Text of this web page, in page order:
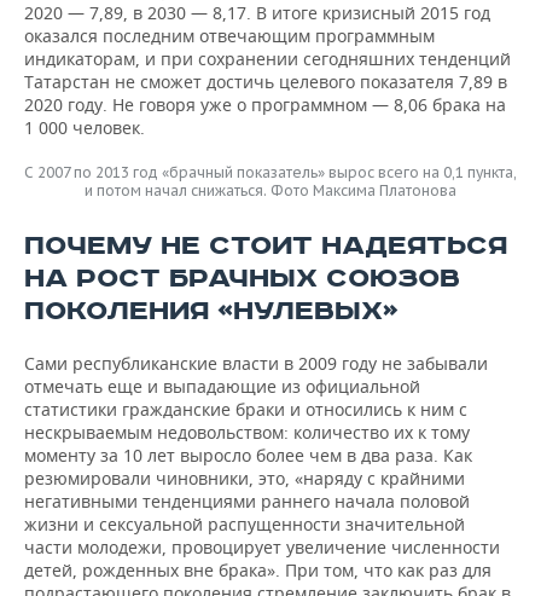
2020 — 7,89, в 2030 — 8,17. В итоге кризисный 2015 год
оказался последним отвечающим программным
индикаторам, и при сохранении сегодняшних тенденций
Татарстан не сможет достичь целевого показателя 7,89 в
2020 году. Не говоря уже о программном — 8,06 брака на
1 000 человек.
С 2007 по 2013 год «брачный показатель» вырос всего на 0,1 пункта,
и потом начал снижаться. Фото Максима Платонова
ПОЧЕМУ НЕ СТОИТ НАДЕЯТЬСЯ
НА РОСТ БРАЧНЫХ СОЮЗОВ
ПОКОЛЕНИЯ «НУЛЕВЫХ»
Сами республиканские власти в 2009 году не забывали
отмечать еще и выпадающие из официальной
статистики гражданские браки и относились к ним с
нескрываемым недовольством: количество их к тому
моменту за 10 лет выросло более чем в два раза. Как
резюмировали чиновники, это, «наряду с крайними
негативными тенденциями раннего начала половой
жизни и сексуальной распущенности значительной
части молодежи, провоцирует увеличение численности
детей, рожденных вне брака». При том, что как раз для